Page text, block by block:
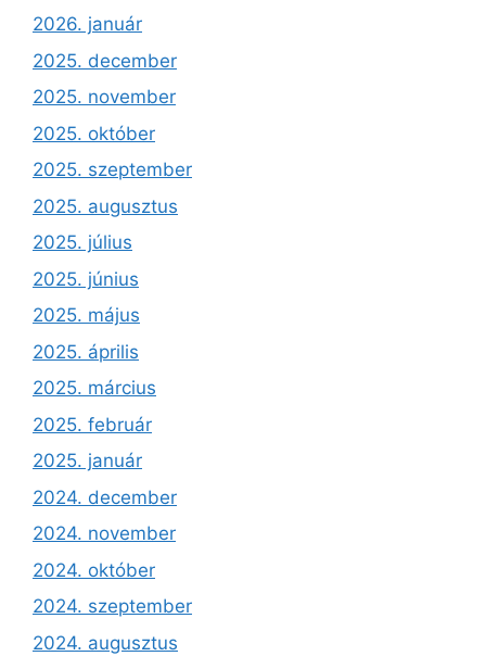
2026. január
2025. december
2025. november
2025. október
2025. szeptember
2025. augusztus
2025. július
2025. június
2025. május
2025. április
2025. március
2025. február
2025. január
2024. december
2024. november
2024. október
2024. szeptember
2024. augusztus